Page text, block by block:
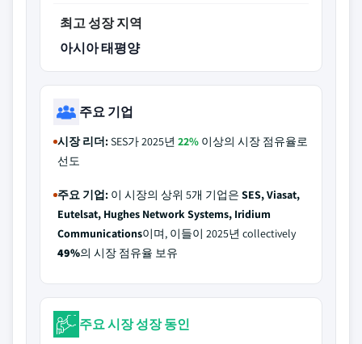
최고 성장 지역
아시아 태평양
주요 기업
시장 리더:SES가 2025년 22% 이상의 시장 점유율로
선도
주요 기업: 이 시장의 상위 5개 기업은 SES, Viasat,
Eutelsat, Hughes Network Systems, Iridium
Communications이며, 이들이 2025년 collectively
49%의 시장 점유율 보유
주요 시장 성장 동인